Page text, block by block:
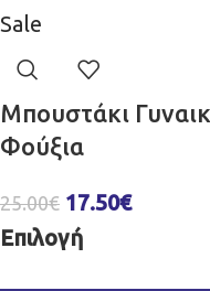
Sale
Μπουστάκι
Φούξια
25.00€ 17.50€
Επιλογή